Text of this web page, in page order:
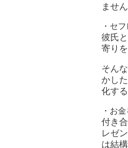
ません
・セ
彼氏
寄り
そん
かし
化す
・お
付き
レゼ
は結